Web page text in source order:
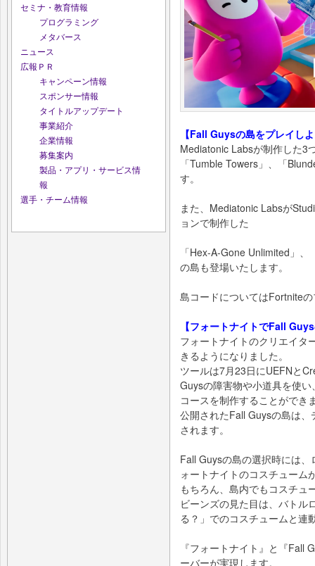
セミナ・教育情報
プログラミング
メタバース
ニュース
広報ＰＲ
キャンペーン情報
スポンサー情報
タイトルアップデート
事業紹介
企業情報
募集案内
製品・アプリ・サービス情
報
選手・チーム情報
【Fall Guysの島をプレイし
Mediatonic Labsが制作した3
「Tumble Towers」、「
す。
また、Mediatonic Labsが
ョンで制作した
「Hex-A-Gone Unlimited」
の島も登場いたします。
島コードについてはFortnite
【フォートナイトでFall
フォートナイトのクリエイタ
きるようになりました。
ツールは7月23日にUEFNと
Guysの障害物や小道具を使
コースを制作することができ
公開されたFall Guysの島は
されます。
Fall Guysの島の選択時には
ォートナイトのコスチューム
もちろん、島内でもコスチュ
ビーンズの見た目は、バトル
る？」でのコスチュームと連
『フォートナイト』と『Fall
ーバーが実現します。